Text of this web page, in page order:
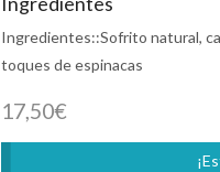
Ingredientes::Sofrito natural,
toques de espinacas
17,50€